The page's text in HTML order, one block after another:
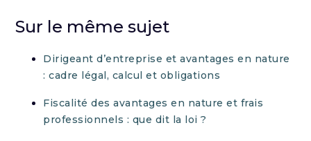
Sur le même sujet
Dirigeant d’entreprise et avantages en nature
: cadre légal, calcul et obligations
Fiscalité des avantages en nature et frais
professionnels : que dit la loi ?